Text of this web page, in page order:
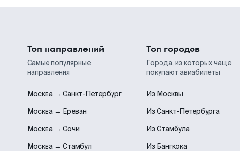
Топ направлений
Самые популярные
направления
Москва → Санкт-Петербург
Москва → Ереван
Москва → Сочи
Москва → Стамбул
Топ городов
Города, из которых чаще
покупают авиабилеты
Из Москвы
Из Санкт-Петербурга
Из Стамбула
Из Бангкока